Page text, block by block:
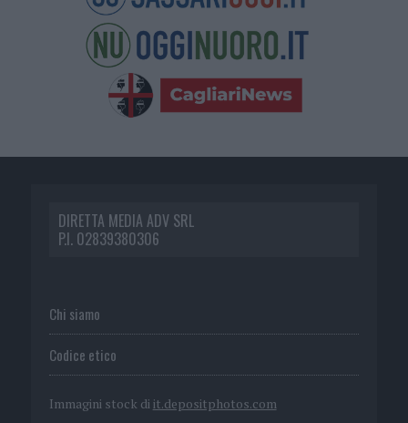
DIRETTA MEDIA ADV SRL
P.I. 02839380306
Chi siamo
Codice etico
Immagini stock di it.depositphotos.com